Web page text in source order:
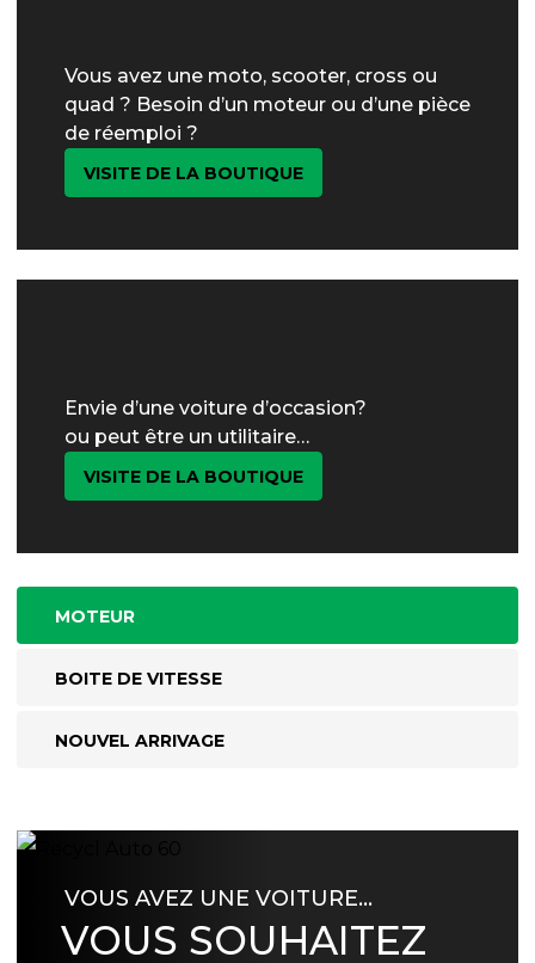
Vous avez une moto, scooter, cross ou
quad ? Besoin d’un moteur ou d’une pièce
de réemploi ?
VISITE DE LA BOUTIQUE
Envie d’une voiture d’occasion?
ou peut être un utilitaire…
VISITE DE LA BOUTIQUE
MOTEUR
BOITE DE VITESSE
NOUVEL ARRIVAGE
VOUS AVEZ UNE VOITURE…
VOUS SOUHAITEZ